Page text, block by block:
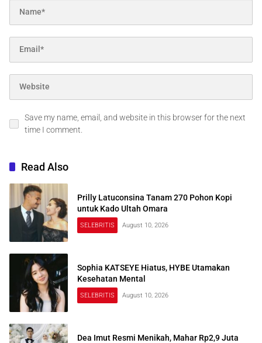
Save my name, email, and website in this browser for the next
time I comment.
Read Also
Prilly Latuconsina Tanam 270 Pohon Kopi
untuk Kado Ultah Omara
SELEBRITIS August 10, 2026
Sophia KATSEYE Hiatus, HYBE Utamakan
Kesehatan Mental
SELEBRITIS August 10, 2026
Dea Imut Resmi Menikah, Mahar Rp2,9 Juta